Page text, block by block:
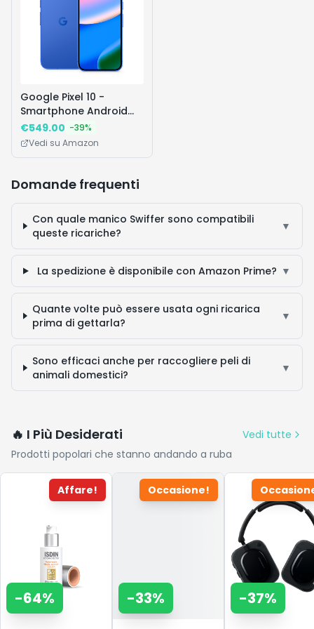
Google Pixel 10 -
Smartphone Android
sbloccato con Gemini,
tripla fotocamera
display Actua 6,3" - blu
€549.00 -39%
Vedi su Amazon
Domande frequenti
Con quale manico Swiffer sono compatibili
queste ricariche?
▼
La spedizione è disponibile con Amazon Prime? ▼
Quante volte può essere usata ogni ricarica
prima di gettarla?
▼
Sono efficaci anche per raccogliere peli di
animali domestici?
▼
🔥 I Più Desiderati
Vedi tutte
Prodotti popolari che stanno andando a ruba
Affare!
-64%
Occasione!
-33% -37%